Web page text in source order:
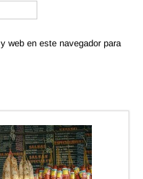
web en este navegador para